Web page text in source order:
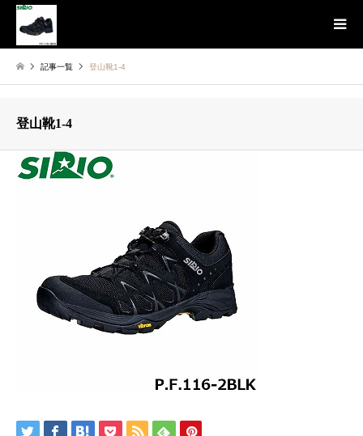
記事一覧 登山靴1-4
登山靴1-4